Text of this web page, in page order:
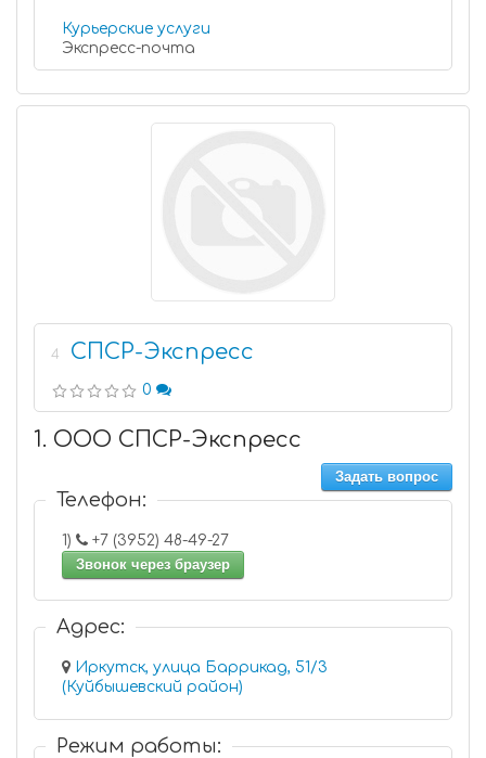
Курьерские услуги
Экспресс-почта
4 СПСР-Экспресс
0
1. ООО СПСР-Экспресс
Задать вопрос
Телефон:
1)
+7 (3952) 48-49-27
Звонок через браузер
Адрес:
Иркутск, улица Баррикад, 51/3
(Куйбышевский район)
Режим работы: